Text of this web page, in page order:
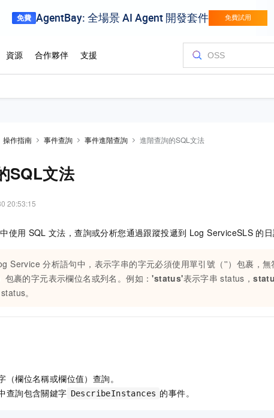
操作指南 事件查詢 事件進階查詢 進階查詢的SQL文法
SQL文法
20:53:15
使用 SQL 文法，查詢或分析您通過跟蹤投遞到 Log ServiceSLS 的日
Service 分析語句中，表示字串的字元必須使用單引號（''）包裹，
包裹的字元表示欄位名或列名。例如：'status'表示字串 status，
status。
（欄位名稱或欄位值）查詢。
查詢包含關鍵字 DescribeInstances 的事件。